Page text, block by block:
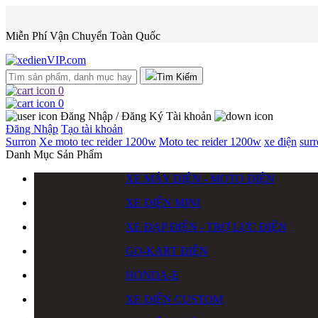
Miễn Phí Vận Chuyển Toàn Quốc
Tìm Kiếm
0
0
Đăng Nhập / Đăng Ký Tài khoản
Đăng Nhập Tạo tài khoản
Surron Xe moto tec reider 1200w Moto tec reider 1200w xe điện
Danh Mục Sản Phẩm
XE MÁY ĐIỆN - MOTO ĐIỆN
XE ĐIỆN MINI
XE ĐẠP ĐIỆN - TRỢ LỰC ĐIỆN
GO-KART ĐIỆN
HONDA-E
XE ĐIỆN CUSTOM